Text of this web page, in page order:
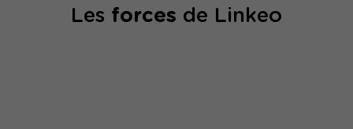
Les forces de Linkeo